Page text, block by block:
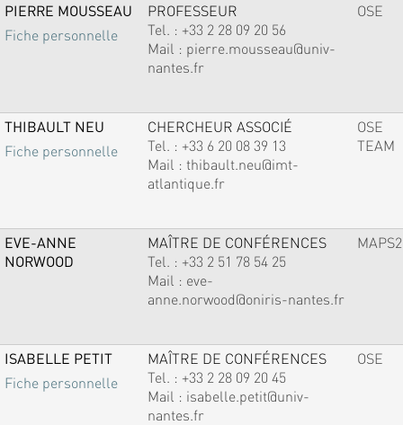
PIERRE MOUSSEAU
Fiche personnelle
PROFESSEUR
Tel. : +33 2 28 09 20 56
Mail : pierre.mousseau@univ-
nantes.fr
OSE
THIBAULT NEU
Fiche personnelle
CHERCHEUR ASSOCIÉ
Tel. : +33 6 20 08 39 13
Mail : thibault.neu@imt-
atlantique.fr
OSE
TEAM
EVE-ANNE
NORWOOD
MAÎTRE DE CONFÉRENCES
Tel. : +33 2 51 78 54 25
Mail : eve-
anne.norwood@oniris-nantes.fr
MAPS2
ISABELLE PETIT
Fiche personnelle
MAÎTRE DE CONFÉRENCES
Tel. : +33 2 28 09 20 45
Mail : isabelle.petit@univ-
nantes.fr
OSE